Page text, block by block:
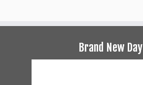
Brand New Day